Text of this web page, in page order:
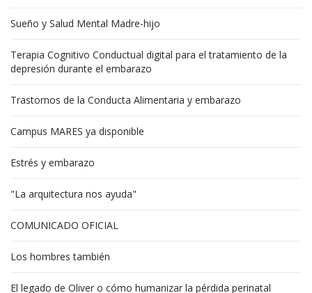
Sueño y Salud Mental Madre-hijo
Terapia Cognitivo Conductual digital para el tratamiento de la
depresión durante el embarazo
Trastornos de la Conducta Alimentaria y embarazo
Campus MARES ya disponible
Estrés y embarazo
"La arquitectura nos ayuda"
COMUNICADO OFICIAL
Los hombres también
El legado de Oliver o cómo humanizar la pérdida perinatal